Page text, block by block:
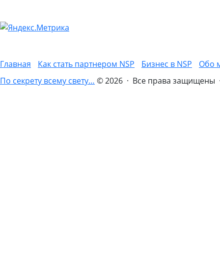
Главная Как стать партнером NSP Бизнес в NSP
Обо
По секрету всему свету… © 2026 · Все права защищены